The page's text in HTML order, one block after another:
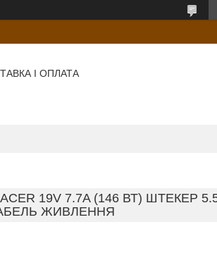
І ОПЛАТА
19V 7.7A (146 ВТ) ШТЕКЕР
ЖИВЛЕННЯ